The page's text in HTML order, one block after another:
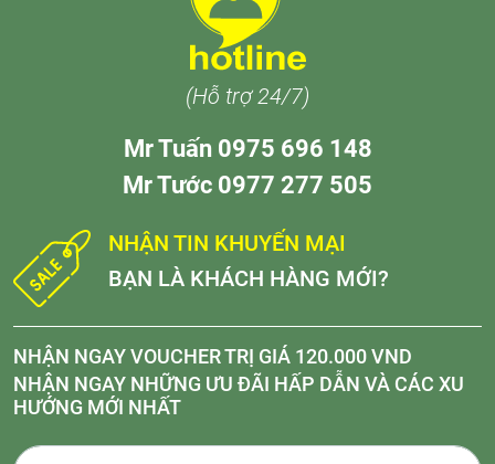
(Hỗ trợ 24/7)
Mr Tuấn 0975 696 148
Mr Tước 0977 277 505
NHẬN TIN KHUYẾN MẠI
BẠN LÀ KHÁCH HÀNG MỚI?
NHẬN NGAY VOUCHER TRỊ GIÁ 120.000 VND
NHẬN NGAY NHỮNG ƯU ĐÃI HẤP DẪN VÀ CÁC XU
HƯỚNG MỚI NHẤT